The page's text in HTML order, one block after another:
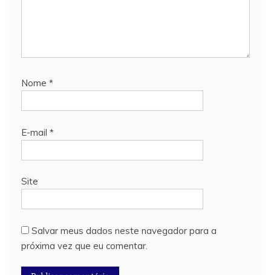
Nome *
E-mail *
Site
Salvar meus dados neste navegador para a
próxima vez que eu comentar.